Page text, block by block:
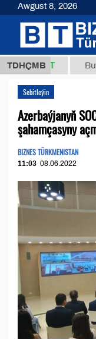
TDHÇMB
ТМТ Buýan
Sebitleýin
Azerbaýjanyň
şahamçasyny
BIZNES TÜRKMENISTAN
11:03 08.06.2022
Awgust 8, 2026